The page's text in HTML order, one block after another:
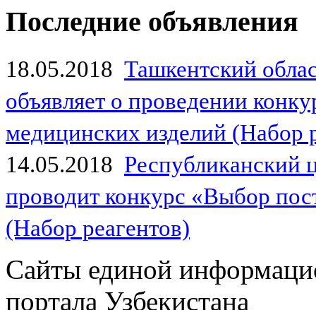
Последние объявления
18.05.2018 Ташкентский
объявляет о проведении
медицинских изделий (Набор
14.05.2018
проводит конкурс «Выбор
(Набор реагентов)
Сайты единой
портала Узбекистана